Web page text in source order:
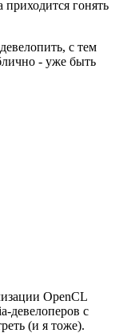
приходится гонять
с тем
- уже быть
OpenCL
девелоперов с
(и я тоже).